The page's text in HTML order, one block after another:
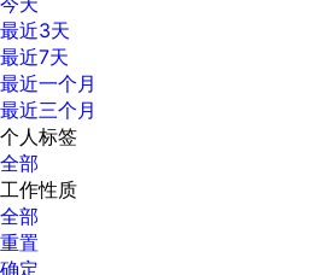
最近3天
最近7天
最近一个月
最近三个月
个人标签
全部
工作性质
全部
重置
确定